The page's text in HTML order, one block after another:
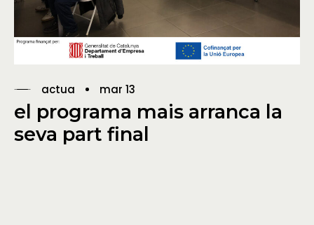
actua mar 13
el programa mais arranca la
seva part final